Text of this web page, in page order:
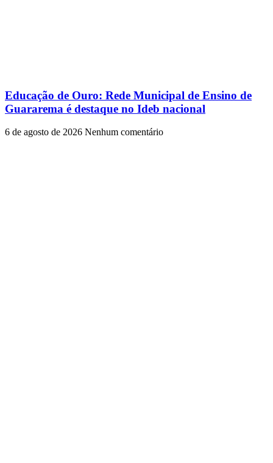
Educação de Ouro: Rede Municipal de Ensino de
Guararema é destaque no Ideb nacional
6 de agosto de 2026 Nenhum comentário